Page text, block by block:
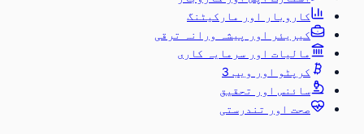
کاروبار اور مارکیٹنگ
کیریئر اور پیشہ ورانہ ترقی
مالیات اور سرمایہ کاری
کرپٹو اور ویب 3
سائنس اور تحقیق
صحت اور تندرستی